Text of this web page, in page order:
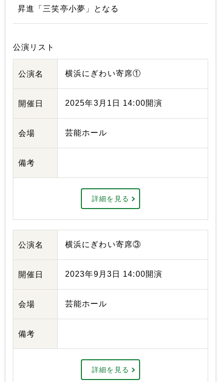
昇進「三笑亭小夢」となる
公演リスト
公演名 横浜にぎわい寄席①
開催日 2025年3月1日 14:00開演
会場 芸能ホール
備考
詳細を見る
公演名 横浜にぎわい寄席③
開催日 2023年9月3日 14:00開演
会場 芸能ホール
備考
詳細を見る